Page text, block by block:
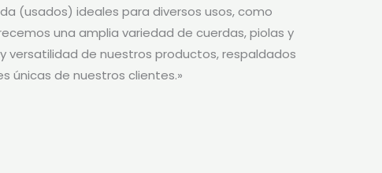
(usados) ideales para diversos usos, como
una amplia variedad de cuerdas, piolas y
versatilidad de nuestros productos, respaldados
únicas de nuestros clientes.»